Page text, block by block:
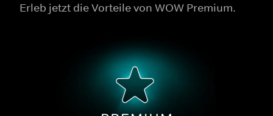
Erleb jetzt die Vorteile von WOW Premium.